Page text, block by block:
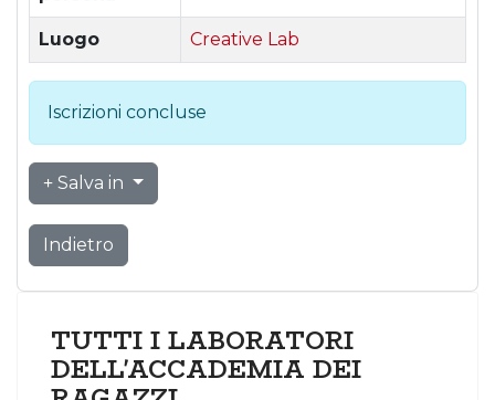
Luogo Creative Lab
Iscrizioni concluse
Salva in
Indietro
TUTTI I LABORATORI
DELL'ACCADEMIA DEI